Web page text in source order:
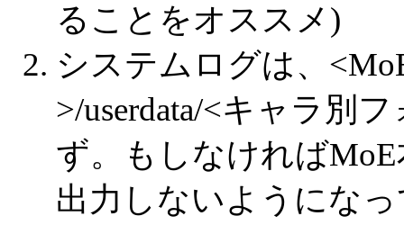
ることをオススメ)
システムログは、
>/userdata/<キャラ別
ず。もしなければ
出力しないようにな